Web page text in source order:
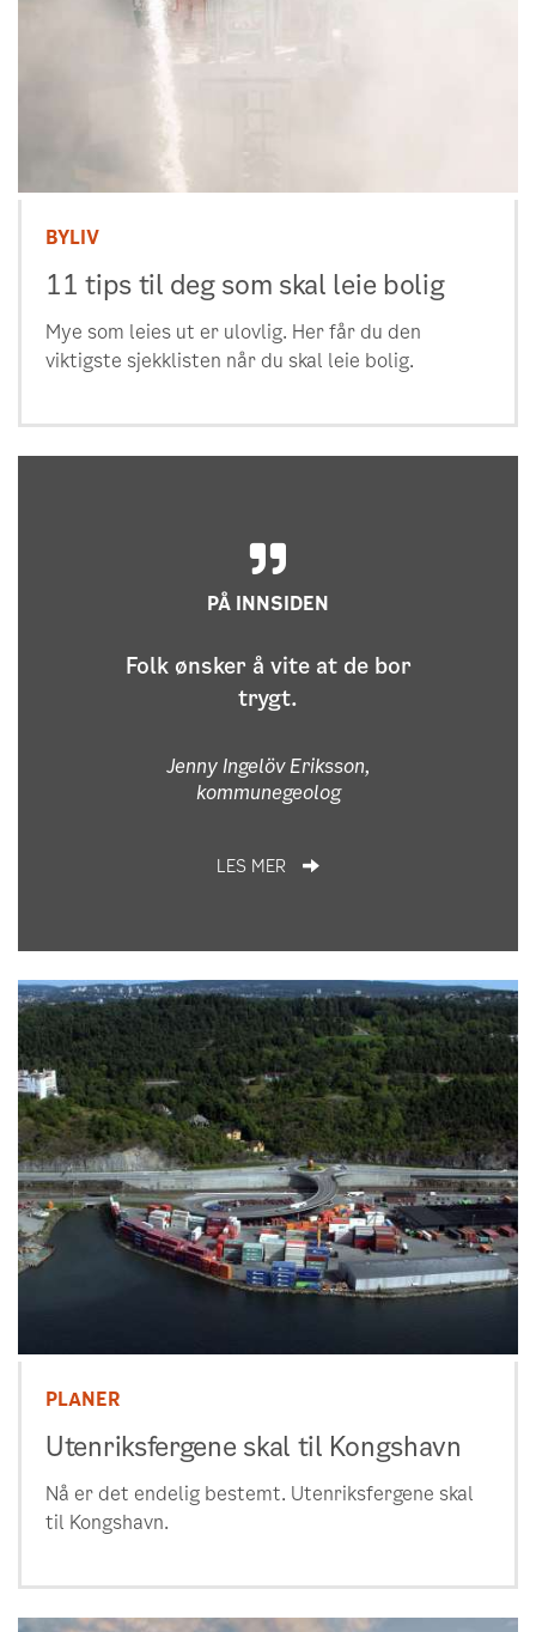
BYLIV
11 tips til deg som skal leie bolig
Mye som leies ut er ulovlig. Her får du den
viktigste sjekklisten når du skal leie bolig.
PÅ INNSIDEN
Folk ønsker å vite at de bor
trygt.
Jenny Ingelöv Eriksson,
kommunegeolog
LES MER
PLANER
Utenriksfergene skal til Kongshavn
Nå er det endelig bestemt. Utenriksfergene skal
til Kongshavn.